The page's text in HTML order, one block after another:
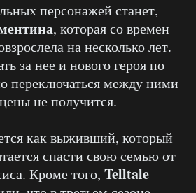
персонажей станет,
, которая со времен
на несколько лет.
за нее и нового героя по
переключаться между ними
не получится.
как выживший, который
спасти свою семью от
Кроме того, Telltale